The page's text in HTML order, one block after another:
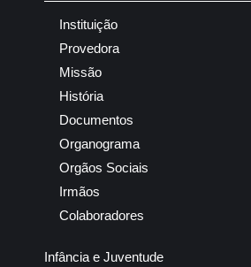
Instituição
Provedora
Missão
História
Documentos
Organograma
Orgãos Sociais
Irmãos
Colaboradores
Infância e Juventude